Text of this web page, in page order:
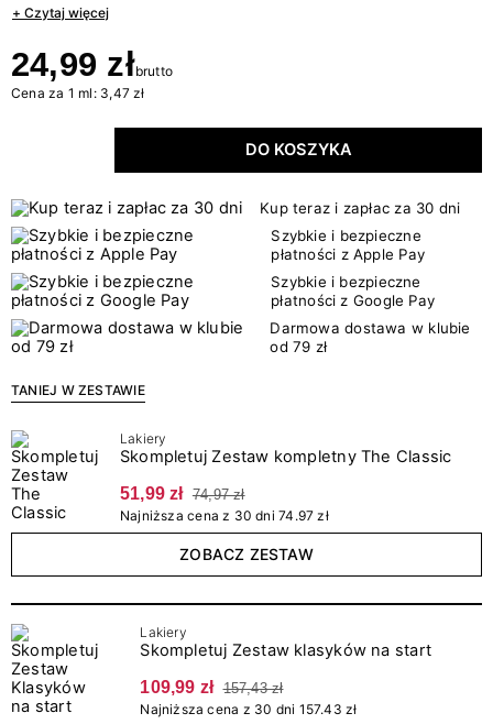
+ Czytaj więcej
24,99 złbrutto
Cena za 1 ml: 3,47 zł
DO KOSZYKA
Kup teraz i zapłac za 30 dni
Szybkie i bezpieczne
płatności z Apple Pay
Szybkie i bezpieczne
płatności z Google Pay
Darmowa dostawa w klubie
od 79 zł
TANIEJ W ZESTAWIE
Lakiery
Skompletuj Zestaw kompletny The Classic
51,99 zł 74,97 zł
Najniższa cena z 30 dni 74.97 zł
ZOBACZ ZESTAW
Lakiery
Skompletuj Zestaw klasyków na start
109,99 zł 157,43 zł
Najniższa cena z 30 dni 157.43 zł